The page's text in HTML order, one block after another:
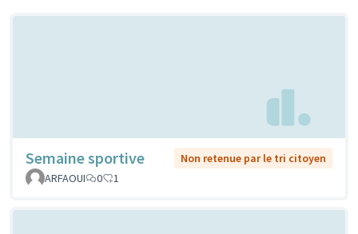
Semaine sportive
Non retenue par le tri citoyen
ARFAOUI
0 1